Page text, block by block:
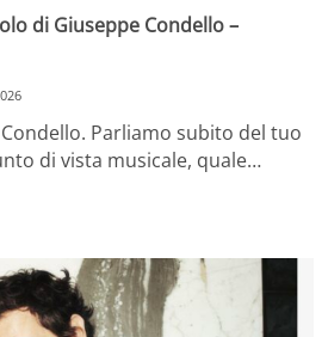
di Giuseppe Condello –
Parliamo subito del tuo
di vista musicale, quale…